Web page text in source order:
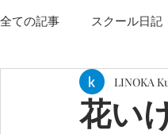
全ての記事 スクール日記
メディア
花い
LINOKA